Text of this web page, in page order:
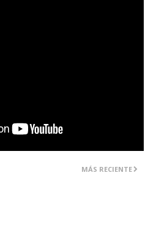
MÁS RECIENTE